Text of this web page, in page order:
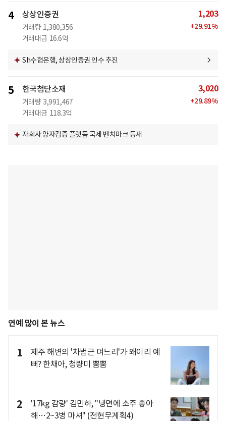
4 상상인증권
거래량 1,380,356
거래대금 16.6억
1,203
+29.91%
Sh수협은행, 상상인증권 인수 추진
5 한국첨단소재
거래량 3,991,467
거래대금 118.3억
3,020
+29.89%
자회사 양자검증 플랫폼 국제 벤치마크 등재
연예 많이 본 뉴스
1
제주 해변의 '차범근 며느리'가 왜이리 예
뻐? 한채아, 청량미 뿜뿜
2
'17kg 감량' 김민하, "냉면에 소주 좋아
해…2~3병 마셔" (전현무계획4)